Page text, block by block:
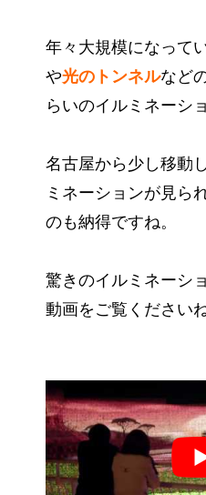
年々大規模になってい
や光のトンネルなど
らいのイルミネーシ
名古屋から少し移動
ミネーションが見ら
のも納得ですね。
驚きのイルミネーシ
動画をご覧くださいね